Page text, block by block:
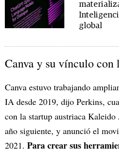
global
Canva y su vínculo con
Canva estuvo trabajando
IA desde 2019, dijo Perkins,
con la startup austriaca
año siguiente, y anunció el
2021. Para crear sus